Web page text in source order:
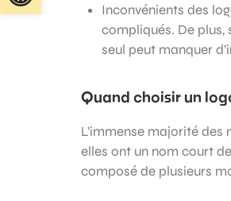
Inconvénients des
compliqués. De plus,
seul peut manquer
Quand choisir un
L’immense majorité
elles ont un nom court
composé de plusieurs